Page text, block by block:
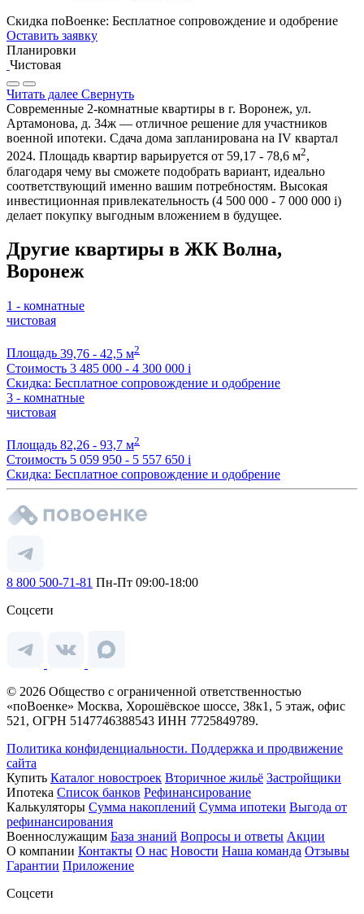
Скидка поВоенке: Бесплатное сопровождение и одобрение
Оставить заявку
Планировки
Чистовая
Читать далее Свернуть
Современные 2-комнатные квартиры в г. Воронеж, ул.
Артамонова, д. 34ж — отличное решение для участников
военной ипотеки. Сдача дома запланирована на IV квартал
2024. Площадь квартир варьируется от 59,17 - 78,6 м2,
благодаря чему вы сможете подобрать вариант, идеально
соответствующий именно вашим потребностям. Высокая
инвестиционная привлекательность (4 500 000 - 7 000 000 i)
делает покупку выгодным вложением в будущее.
Другие квартиры в ЖК Волна,
Воронеж
1 - комнатные
чистовая
Площадь 39,76 - 42,5 м2
Стоимость 3 485 000 - 4 300 000 i
Скидка: Бесплатное сопровождение и одобрение
3 - комнатные
чистовая
Площадь 82,26 - 93,7 м2
Стоимость 5 059 950 - 5 557 650 i
Скидка: Бесплатное сопровождение и одобрение
8 800 500-71-81 Пн-Пт 09:00-18:00
Соцсети
© 2026 Общество с ограниченной ответственностью
«поВоенке» Москва, Хорошёвское шоссе, 38к1, 5 этаж, офис
521, ОГРН 5147746388543 ИНН 7725849789.
Политика конфиденциальности. Поддержка и продвижение
сайта
Купить Каталог новостроек Вторичное жильё Застройщики
Ипотека Список банков Рефинансирование
Калькуляторы Сумма накоплений Сумма ипотеки Выгода от
рефинансирования
Военнослужащим База знаний Вопросы и ответы Акции
О компании Контакты О нас Новости Наша команда Отзывы
Гарантии Приложение
Соцсети